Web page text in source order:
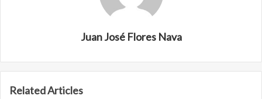
Juan José Flores Nava
Related Articles